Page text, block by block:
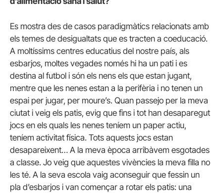
Es mostra des de casos paradigmàtics relacionats amb
els temes de desigualtats que es tracten a coeducació.
A moltíssims centres educatius del nostre país, als
esbarjos, moltes vegades només hi ha un pati i es
destina al futbol i són els nens els que estan jugant,
mentre que les nenes estan a la perifèria i no tenen un
espai per jugar, per moure’s. Quan passejo per la meva
ciutat i veig els patis, evig que fins i tot han desaparegut
jocs en els quals les nenes teníem un paper actiu,
teníem activitat física. Tots aquests jocs estan
desapareixent… A la meva època arribàvem esgotades
a classe. Jo veig que aquestes vivències la meva filla no
les té. A la seva escola vaig aconseguir que fessin un
pla d’esbarjos i van començar a rotar els patis: una